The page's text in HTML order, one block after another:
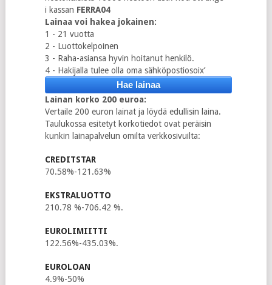
i kassan FERRA04
Lainaa voi hakea jokainen:
1 - 21 vuotta
2 - Luottokelpoinen
3 - Raha-asiansa hyvin hoitanut henkilö.
4 - Hakijalla tulee olla oma sähköpostiosoix’
Hae lainaa
Lainan korko 200 euroa:
Vertaile 200 euron lainat ja löydä edullisin laina.
Taulukossa esitetyt korkotiedot ovat peräisin
kunkin lainapalvelun omilta verkkosivuilta:
CREDITSTAR
70.58%-121.63%
EKSTRALUOTTO
210.78 %-706.42 %.
EUROLIMIITTI
122.56%-435.03%.
EUROLOAN
4.9%-50%